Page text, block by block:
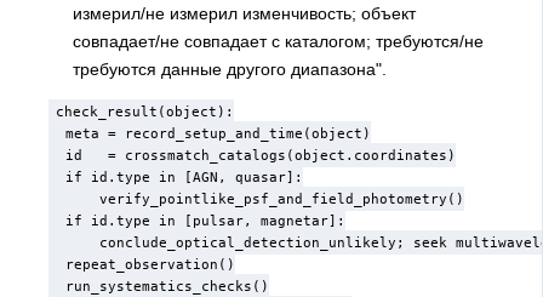
измерил/не измерил изменчивость; объект
совпадает/не совпадает с каталогом; требуются/не
требуются данные другого диапазона".
check_result(object):
  meta = record_setup_and_time(object)
  id   = crossmatch_catalogs(object.coordinates)
  if id.type in [AGN, quasar]:
      verify_pointlike_psf_and_field_photometry()
  if id.type in [pulsar, magnetar]:
conclude_optical_detection_unlikely; seek
  repeat_observation()
  run_systematics_checks()